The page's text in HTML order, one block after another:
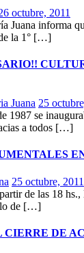
octubre, 2011
Juana informa
la 1° […]
Juana 25
1987 se
a todos […]
25 octubre, 2011
de las 18
de […]
CIERRE DE